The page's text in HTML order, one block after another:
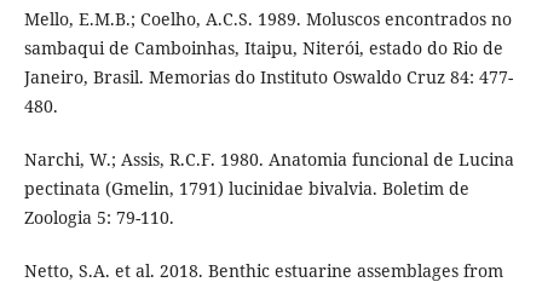
Mello, E.M.B.; Coelho, A.C.S. 1989. Moluscos encontrados no
sambaqui de Camboinhas, Itaipu, Niterói, estado do Rio de
Janeiro, Brasil. Memorias do Instituto Oswaldo Cruz 84: 477-
480.
Narchi, W.; Assis, R.C.F. 1980. Anatomia funcional de Lucina
pectinata (Gmelin, 1791) lucinidae bivalvia. Boletim de
Zoologia 5: 79-110.
Netto, S.A. et al. 2018. Benthic estuarine assemblages from